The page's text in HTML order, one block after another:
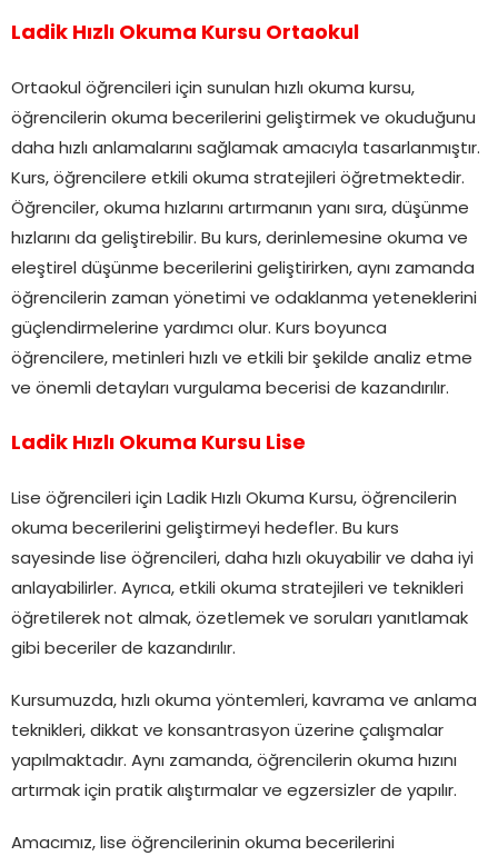
Ladik Hızlı Okuma Kursu Ortaokul
Ortaokul öğrencileri için sunulan hızlı okuma kursu,
öğrencilerin okuma becerilerini geliştirmek ve okuduğunu
daha hızlı anlamalarını sağlamak amacıyla tasarlanmıştır.
Kurs, öğrencilere etkili okuma stratejileri öğretmektedir.
Öğrenciler, okuma hızlarını artırmanın yanı sıra, düşünme
hızlarını da geliştirebilir. Bu kurs, derinlemesine okuma ve
eleştirel düşünme becerilerini geliştirirken, aynı zamanda
öğrencilerin zaman yönetimi ve odaklanma yeteneklerini
güçlendirmelerine yardımcı olur. Kurs boyunca
öğrencilere, metinleri hızlı ve etkili bir şekilde analiz etme
ve önemli detayları vurgulama becerisi de kazandırılır.
Ladik Hızlı Okuma Kursu Lise
Lise öğrencileri için Ladik Hızlı Okuma Kursu, öğrencilerin
okuma becerilerini geliştirmeyi hedefler. Bu kurs
sayesinde lise öğrencileri, daha hızlı okuyabilir ve daha iyi
anlayabilirler. Ayrıca, etkili okuma stratejileri ve teknikleri
öğretilerek not almak, özetlemek ve soruları yanıtlamak
gibi beceriler de kazandırılır.
Kursumuzda, hızlı okuma yöntemleri, kavrama ve anlama
teknikleri, dikkat ve konsantrasyon üzerine çalışmalar
yapılmaktadır. Aynı zamanda, öğrencilerin okuma hızını
artırmak için pratik alıştırmalar ve egzersizler de yapılır.
Amacımız, lise öğrencilerinin okuma becerilerini